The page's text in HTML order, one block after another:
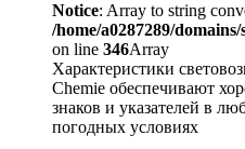
Notice: Array to string
/home/a0287289/
on line 346Array
Характеристики
Chemie обеспечивают
знаков и указателей в
погодных условиях